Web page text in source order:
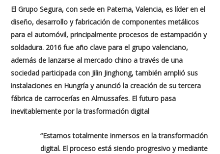
El Grupo Segura, con sede en Paterna, Valencia, es líder en el
diseño, desarrollo y fabricación de componentes metálicos
para el automóvil, principalmente procesos de estampación y
soldadura. 2016 fue año clave para el grupo valenciano,
además de lanzarse al mercado chino a través de una
sociedad participada con Jilin Jinghong, también amplió sus
instalaciones en Hungría y anunció la creación de su tercera
fábrica de carrocerías en Almussafes. El futuro pasa
inevitablemente por la trasformación digital
“Estamos totalmente inmersos en la transformación
digital. El proceso está siendo progresivo y mediante